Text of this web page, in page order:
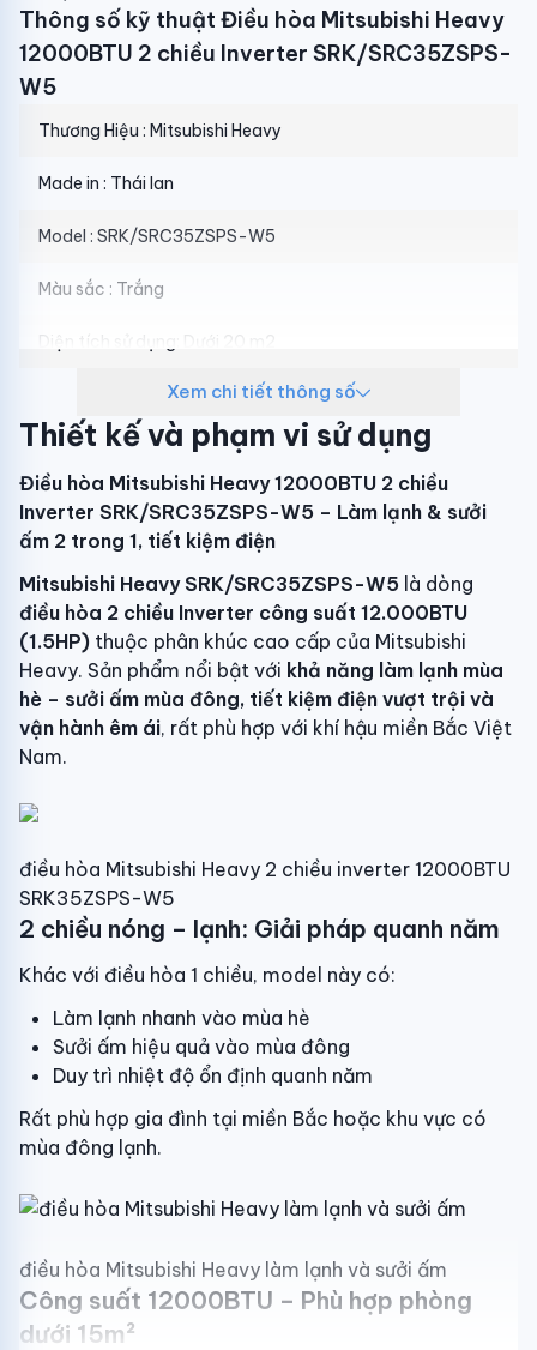
Thông số kỹ thuật Điều hòa Mitsubishi Heavy
12000BTU 2 chiều Inverter SRK/SRC35ZSPS-
W5
Thương Hiệu : Mitsubishi Heavy
Made in : Thái lan
Model : SRK/SRC35ZSPS-W5
Màu sắc : Trắng
Diện tích sử dụng: Dưới 20 m2
Chức năng: 2 chiều lạnh/nóng
Công suất : 1.5HP – 12000 BTU
Loại điều hòa: Điều hòa inverter
Hiệu suất năng lượng : 5 sao
Nguồn điện: 1pH.220-240V.50Hz
Kích thước mặt lạnh : 267 x 783 x 210mm
Kích thước cục nóng: 540 x645(+57) x 275mm
Cục nóng : 25 kg
Công nghệ: Real Inverter, Turbo
Bảo hành : 2 năm
Xem chi tiết thông số
Thiết kế và phạm vi sử dụng
Điều hòa Mitsubishi Heavy 12000BTU 2 chiều
Inverter SRK/SRC35ZSPS-W5 – Làm lạnh & sưởi
ấm 2 trong 1, tiết kiệm điện
Mitsubishi Heavy SRK/SRC35ZSPS-W5 là dòng
điều hòa 2 chiều Inverter công suất 12.000BTU
(1.5HP) thuộc phân khúc cao cấp của Mitsubishi
Heavy. Sản phẩm nổi bật với khả năng làm lạnh mùa
hè – sưởi ấm mùa đông, tiết kiệm điện vượt trội và
vận hành êm ái, rất phù hợp với khí hậu miền Bắc Việt
Nam.
điều hòa Mitsubishi Heavy 2 chiều inverter 12000BTU
SRK35ZSPS-W5
2 chiều nóng – lạnh: Giải pháp quanh năm
Khác với điều hòa 1 chiều, model này có:
Làm lạnh nhanh vào mùa hè
Sưởi ấm hiệu quả vào mùa đông
Duy trì nhiệt độ ổn định quanh năm
Rất phù hợp gia đình tại miền Bắc hoặc khu vực có
mùa đông lạnh.
điều hòa Mitsubishi Heavy làm lạnh và sưởi ấm
Công suất 12000BTU – Phù hợp phòng
dưới 15m²